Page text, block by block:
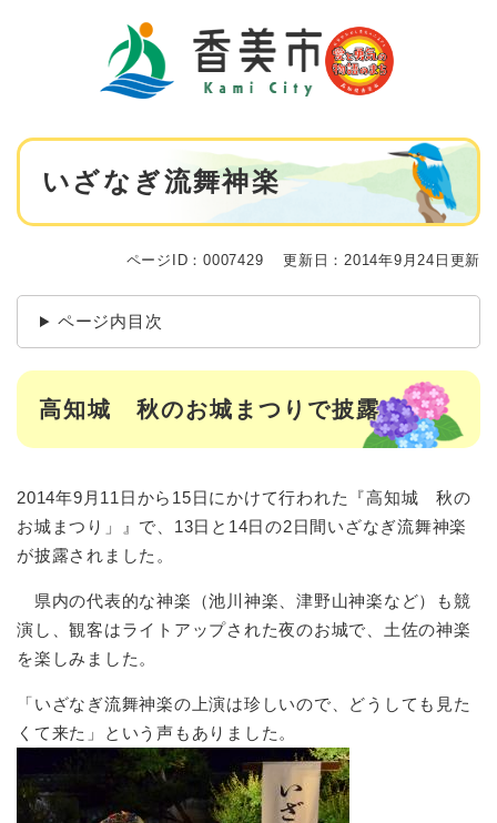
本
いざなぎ流舞神楽
ページID：0007429 更新日：2014年9月24日更新
ページ内目次
高知城 秋のお城まつりで披露
2014年9月11日から15日にかけて行われた『高知城 秋の
お城まつり」』で、13日と14日の2日間いざなぎ流舞神楽
が披露されました。
県内の代表的な神楽（池川神楽、津野山神楽など）も競
演し、観客はライトアップされた夜のお城で、土佐の神楽
を楽しみました。
「いざなぎ流舞神楽の上演は珍しいので、どうしても見た
くて来た」という声もありました。